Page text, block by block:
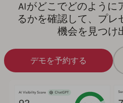
AIがどこでどのように
るかを確認して、プレ
機会を見つけ
デモを予約する